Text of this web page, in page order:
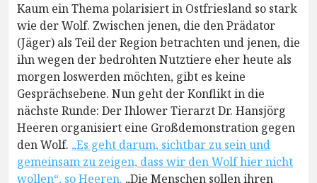
Kaum ein Thema polarisiert in Ostfriesland so stark
wie der Wolf. Zwischen jenen, die den Prädator
(Jäger) als Teil der Region betrachten und jenen, die
ihn wegen der bedrohten Nutztiere eher heute als
morgen loswerden möchten, gibt es keine
Gesprächsebene. Nun geht der Konflikt in die
nächste Runde: Der Ihlower Tierarzt Dr. Hansjörg
Heeren organisiert eine Großdemonstration gegen
den Wolf. „Es geht darum, sichtbar zu sein und
gemeinsam zu zeigen, dass wir den Wolf hier nicht
wollen“, so Heeren. „Die Menschen sollen ihren